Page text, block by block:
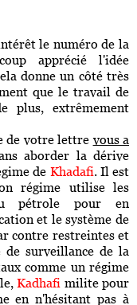
le numéro de la
apprécié l'idée
donne un côté très
que le travail de
plus, extrêmement
de votre lettrevous a
aborder la dérive
de Khadafi . Il est
régime utiliseles
pétrole pour en
et le système de
contre restreintes et
surveillance de la
comme un régime
Kadhafi milite pour
en n'hésitant pas à